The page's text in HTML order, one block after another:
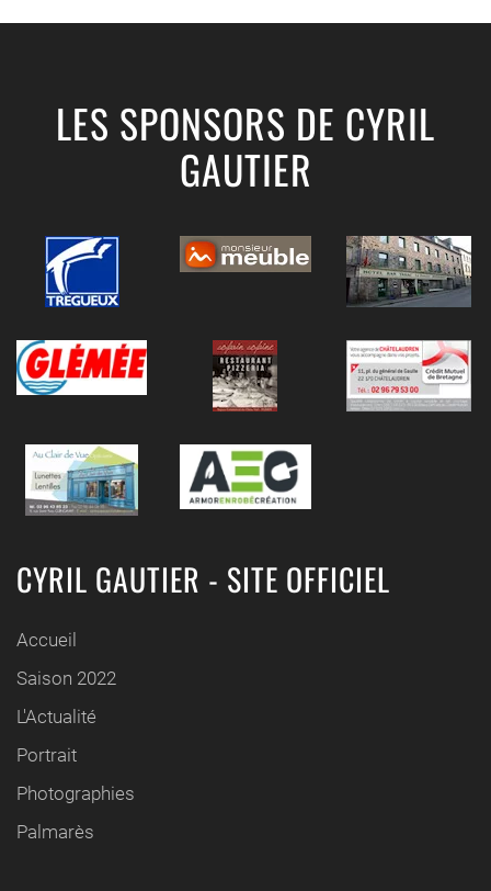
LES SPONSORS DE CYRIL
GAUTIER
CYRIL GAUTIER - SITE OFFICIEL
Accueil
Saison 2022
L'Actualité
Portrait
Photographies
Palmarès